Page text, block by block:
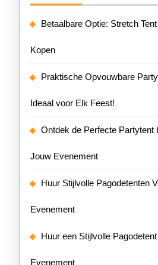
Betaalbare Optie: Stretch
Kopen
Praktische Opvouwbare
Ideaal voor Elk Feest!
Ontdek de Perfecte Partytent
Jouw Evenement
Huur Stijlvolle Pagodetenten
Evenement
Huur een Stijlvolle
Evenement